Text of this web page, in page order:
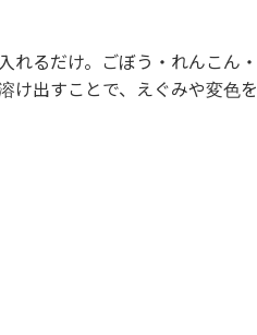
れるだけ。ごぼう・れんこん・
け出すことで、えぐみや変色を